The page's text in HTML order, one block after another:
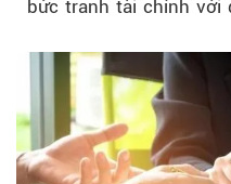
bức tranh tài chính với